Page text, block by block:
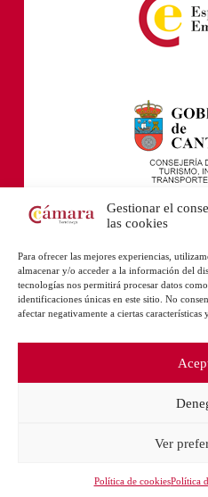
Gestionar el
las cookies
Para ofrecer las mejores experiencias,
almacenar y/o acceder a la información del
tecnologías nos permitirá procesar datos
identificaciones únicas en este sitio. No
afectar negativamente a ciertas características
Ver
Política de cookiesPolítica